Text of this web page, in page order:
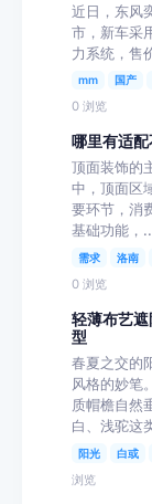
近日，东风
市，新车采
力系统，售
mm 国产
0 浏览
哪里有适
顶面装饰的
中，顶面区
要环节，消
基础功能，
需求 洛南
0 浏览
轻薄布艺
型
春夏之交的
风格的妙笔
质帽檐自然
白、浅驼这
阳光 白或
浏览